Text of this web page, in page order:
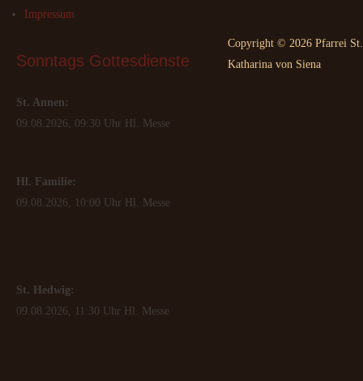
Impressum
Sonntags Gottesdienste
St. Annen:
09.08.2026, 09:30 Uhr Hl. Messe
Hl. Familie:
09.08.2026, 10:00 Uhr Hl. Messe
St. Hedwig:
09.08.2026, 11:30 Uhr Hl. Messe
Copyright © 2026 Pfarrei St.
Katharina von Siena